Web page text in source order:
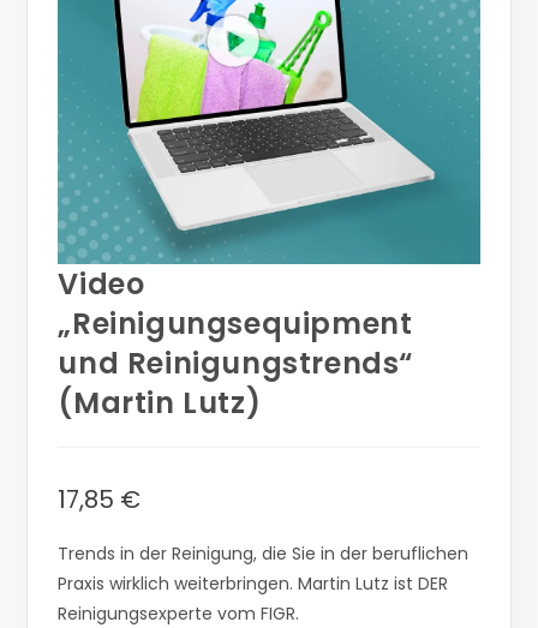
🔍
Video
„Reinigungsequipment
und Reinigungstrends“
(Martin Lutz)
17,85 €
Trends in der Reinigung, die Sie in der beruflichen
Praxis wirklich weiterbringen. Martin Lutz ist DER
Reinigungsexperte vom FIGR.